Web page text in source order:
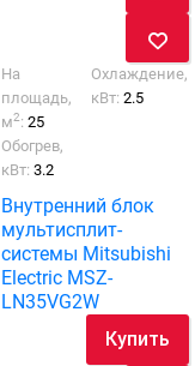
На
площадь,
м2:25
Охлаждение,
кВт:2.5
Обогрев,
кВт:3.2
Внутренний блок
мультисплит-
системы Mitsubishi
Electric MSZ-
LN35VG2W
Купить